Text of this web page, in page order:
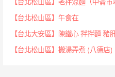
【台北松山區】午食在
【台北大安區】陳鐵心 拌拌麵 豬
【台北松山區】搬湯弄煮 (八德店)